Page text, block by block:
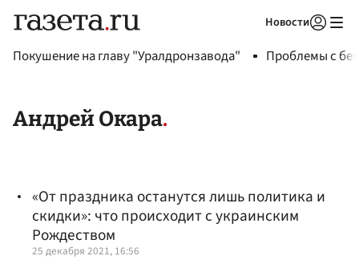
Новости
Покушение на главу "Уралдронзавода" Проблемы с
Андрей Окара
«От праздника останутся лишь политика и
скидки»: что происходит с украинским
Рождеством
25 декабря 2021, 16:56